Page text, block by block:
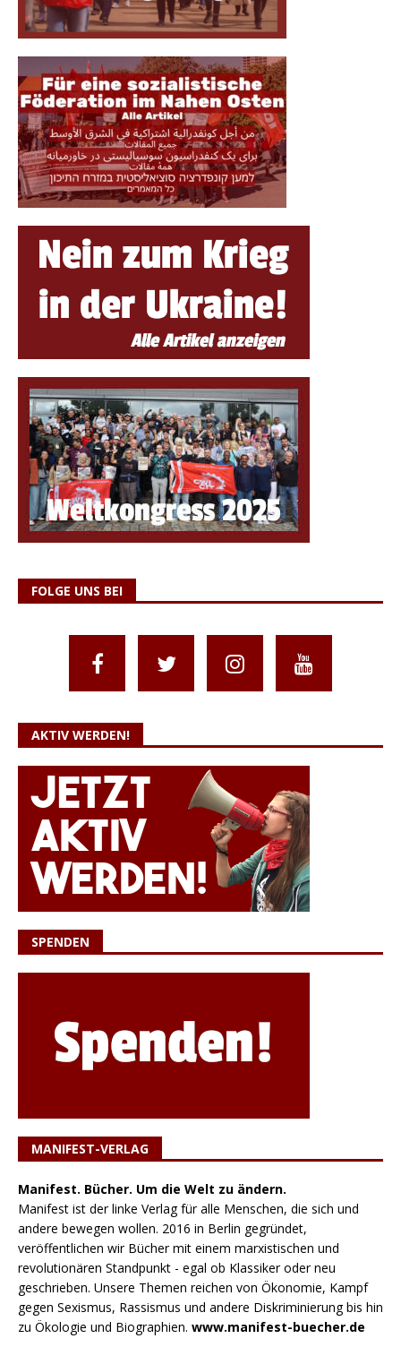
FOLGE UNS BEI
AKTIV WERDEN!
SPENDEN
MANIFEST-VERLAG
Manifest. Bücher. Um die Welt zu ändern.
Manifest ist der linke Verlag für alle Menschen, die sich und
andere bewegen wollen. 2016 in Berlin gegründet,
veröffentlichen wir Bücher mit einem marxistischen und
revolutionären Standpunkt - egal ob Klassiker oder neu
geschrieben. Unsere Themen reichen von Ökonomie, Kampf
gegen Sexismus, Rassismus und andere Diskriminierung bis hin
zu Ökologie und Biographien. www.manifest-buecher.de